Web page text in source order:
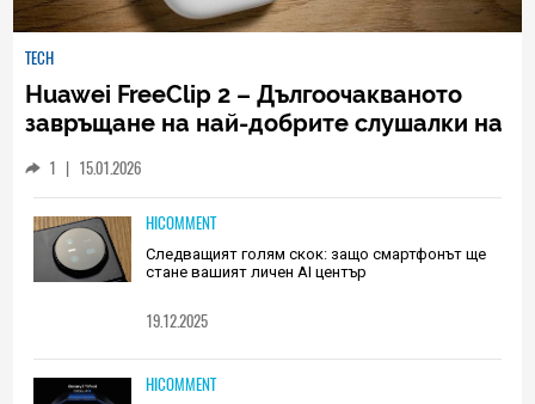
TECH
Huawei FreeClip 2 – Дългоочакваното
завръщане на най-добрите слушалки на
1 | 15.01.2026
HICOMMENT
Следващият голям скок: защо смартфонът ще
стане вашият личен AI център
19.12.2025
HICOMMENT